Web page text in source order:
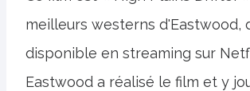
meilleurs westerns d'Eastwood,
disponible en streaming sur
Eastwood a réalisé le film et y